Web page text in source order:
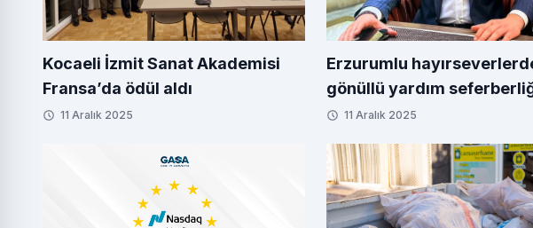
Kocaeli İzmit Sanat Akademisi
Fransa’da ödül aldı
11 Aralık 2025
Erzurumlu
gönüllü yardım
11 Aralık 2025